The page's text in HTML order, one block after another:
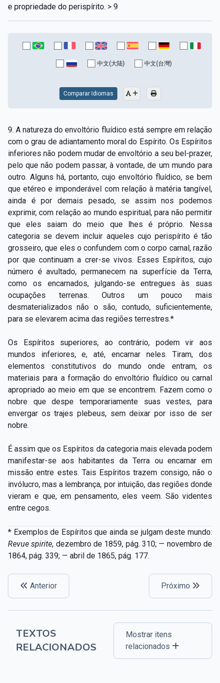
e propriedade do perispírito. > 9
中文(大陆) 中文(台灣)
Comparar Idiomas
9. A natureza do envoltório fluídico está sempre em relação
com o grau de adiantamento moral do Espírito. Os Espíritos
inferiores não podem mudar de envoltório a seu bel-prazer,
pelo que não podem passar, à vontade, de um mundo para
outro. Alguns há, portanto, cujo envoltório fluídico, se bem
que etéreo e imponderável com relação à matéria tangível,
ainda é por demais pesado, se assim nos podemos
exprimir, com relação ao mundo espiritual, para não permitir
que eles saiam do meio que lhes é próprio. Nessa
categoria se devem incluir aqueles cujo perispírito é tão
grosseiro, que eles o confundem com o corpo carnal, razão
por que continuam a crer-se vivos. Esses Espíritos, cujo
número é avultado, permanecem na superfície da Terra,
como os encarnados, julgando-se entregues às suas
ocupações terrenas. Outros um pouco mais
desmaterializados não o são, contudo, suficientemente,
para se elevarem acima das regiões terrestres.*
Os Espíritos superiores, ao contrário, podem vir aos
mundos inferiores, e, até, encarnar neles. Tiram, dos
elementos constitutivos do mundo onde entram, os
materiais para a formação do envoltório fluídico ou carnal
apropriado ao meio em que se encontrem. Fazem como o
nobre que despe temporariamente suas vestes, para
envergar os trajes plebeus, sem deixar por isso de ser
nobre.
É assim que os Espíritos da categoria mais elevada podem
manifestar-se aos habitantes da Terra ou encarnar em
missão entre estes. Tais Espíritos trazem consigo, não o
invólucro, mas a lembrança, por intuição, das regiões donde
vieram e que, em pensamento, eles veem. São videntes
entre cegos.
* Exemplos de Espíritos que ainda se julgam deste mundo:
Revue spirite, dezembro de 1859, pág. 310; — novembro de
1864, pág. 339; — abril de 1865, pág. 177.
Anterior Próximo
TEXTOS
RELACIONADOS
Mostrar itens
relacionados